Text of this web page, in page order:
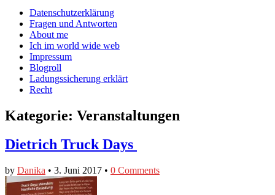
Facebook
anzeigen
Twitter
anzeigen
auf
Instagram
anzeigen
Main
menu
Skip
content
Datenschutzerklärung
Fragen und Antworten
About me
Ich im world wide web
Impressum
Blogroll
Ladungssicherung erklärt
Recht
Kategorie: Veranstaltungen
Dietrich Truck Days
by Danika • 3. Juni 2017 • 0 Comments